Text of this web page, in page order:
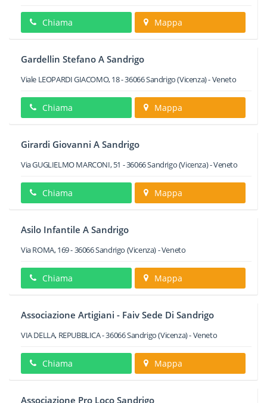
Chiama Mappa
Gardellin Stefano A Sandrigo
Viale LEOPARDI GIACOMO, 18-36066Sandrigo(Vicenza) -Veneto
Chiama Mappa
Girardi Giovanni A Sandrigo
Via GUGLIELMO MARCONI, 51 -36066Sandrigo(Vicenza) -Veneto
Chiama Mappa
Asilo Infantile A Sandrigo
Via ROMA, 169-36066Sandrigo (Vicenza) -Veneto
Chiama Mappa
Associazione Artigiani - Faiv Sede Di Sandrigo
VIA DELLA, REPUBBLICA-36066Sandrigo(Vicenza) -Veneto
Chiama Mappa
Associazione Pro Loco Sandrigo